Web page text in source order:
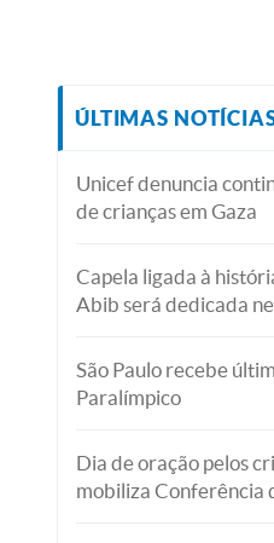
ÚLTIMAS
Unicef denuncia
de crianças em Gaza
Capela ligada à
Abib será dedicada
São Paulo recebe
Paralímpico
Dia de oração pelos
mobiliza Conferência